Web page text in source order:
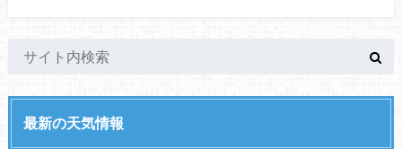
最新の天気情報